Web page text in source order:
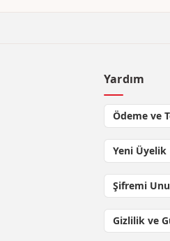
Yardım
Ödeme ve
Yeni Üyelik
Şifremi
Gizlilik ve